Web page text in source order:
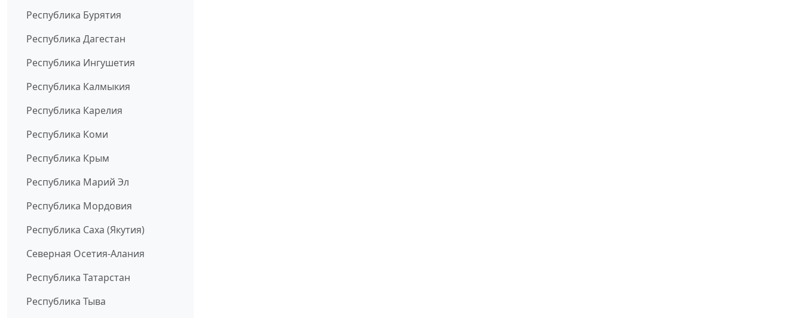
Республика Бурятия
Республика Дагестан
Республика Ингушетия
Республика Калмыкия
Республика Карелия
Республика Коми
Республика Крым
Республика Марий Эл
Республика Мордовия
Республика Саха (Якутия)
Северная Осетия-Алания
Республика Татарстан
Республика Тыва